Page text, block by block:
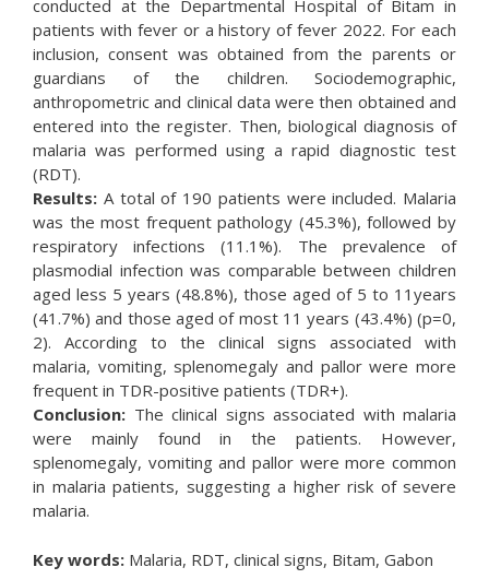
conducted at the Departmental Hospital of Bitam in
patients with fever or a history of fever 2022. For each
inclusion, consent was obtained from the parents or
guardians of the children. Sociodemographic,
anthropometric and clinical data were then obtained and
entered into the register. Then, biological diagnosis of
malaria was performed using a rapid diagnostic test
(RDT).
Results: A total of 190 patients were included. Malaria
was the most frequent pathology (45.3%), followed by
respiratory infections (11.1%). The prevalence of
plasmodial infection was comparable between children
aged less 5 years (48.8%), those aged of 5 to 11years
(41.7%) and those aged of most 11 years (43.4%) (p=0,
2). According to the clinical signs associated with
malaria, vomiting, splenomegaly and pallor were more
frequent in TDR-positive patients (TDR+).
Conclusion: The clinical signs associated with malaria
were mainly found in the patients. However,
splenomegaly, vomiting and pallor were more common
in malaria patients, suggesting a higher risk of severe
malaria.
Key words: Malaria, RDT, clinical signs, Bitam, Gabon